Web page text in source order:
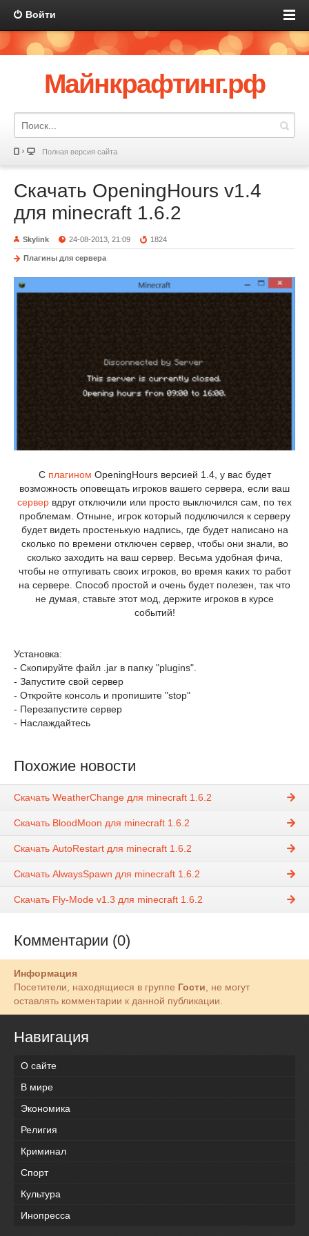
Войти
Майнкрафтинг.рф
Полная версия сайта
Скачать OpeningHours v1.4
для minecraft 1.6.2
Skylink 24-08-2013, 21:09 1824
Плагины для сервера
С плагином OpeningHours версией 1.4, у вас будет
возможность оповещать игроков вашего сервера, если ваш
сервер вдруг отключили или просто выключился сам, по тех
проблемам. Отныне, игрок который подключился к серверу
будет видеть простенькую надпись, где будет написано на
сколько по времени отключен сервер, чтобы они знали, во
сколько заходить на ваш сервер. Весьма удобная фича,
чтобы не отпугивать своих игроков, во время каких то работ
на сервере. Способ простой и очень будет полезен, так что
не думая, ставьте этот мод, держите игроков в курсе
событий!
Установка:
- Скопируйте файл .jar в папку "plugins".
- Запустите свой сервер
- Откройте консоль и пропишите "stop"
- Перезапустите сервер
- Наслаждайтесь
Похожие новости
Скачать WeatherChange для minecraft 1.6.2
Скачать BloodMoon для minecraft 1.6.2
Скачать AutoRestart для minecraft 1.6.2
Скачать AlwaysSpawn для minecraft 1.6.2
Скачать Fly-Mode v1.3 для minecraft 1.6.2
Комментарии (0)
Информация
Посетители, находящиеся в группе Гости , не могут
оставлять комментарии к данной публикации.
Навигация
О сайте
В мире
Экономика
Религия
Криминал
Спорт
Культура
Инопресса